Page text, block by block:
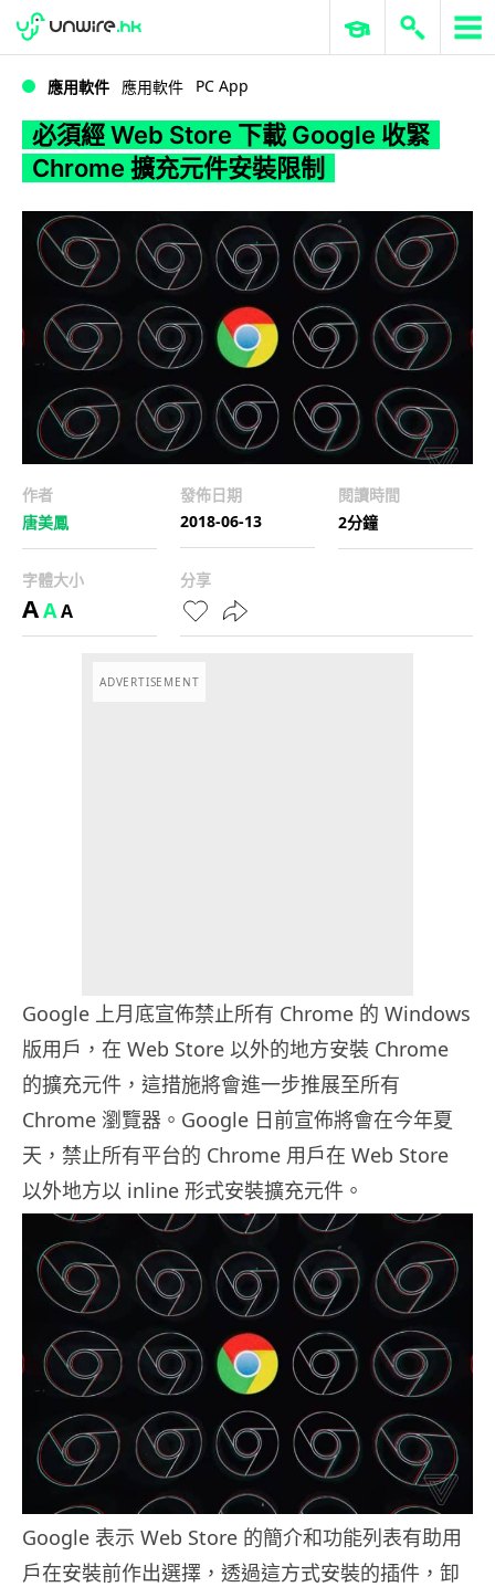
WWDC 2026 ERP 與商業 AI
應用軟件 應用軟件 PC App
必須經 Web Store 下載 Google 收緊
Chrome 擴充元件安裝限制
作者
唐美鳳
發佈日期
2018-06-13
閱讀時間
2分鐘
字體大小
AAA
分享
ADVERTISEMENT
Google 上月底宣佈禁止所有 Chrome 的 Windows
版用戶，在 Web Store 以外的地方安裝 Chrome
的擴充元件，這措施將會進一步推展至所有
Chrome 瀏覽器。Google 日前宣佈將會在今年夏
天，禁止所有平台的 Chrome 用戶在 Web Store
以外地方以 inline 形式安裝擴充元件。
Google 表示 Web Store 的簡介和功能列表有助用
戶在安裝前作出選擇，透過這方式安裝的插件，卸